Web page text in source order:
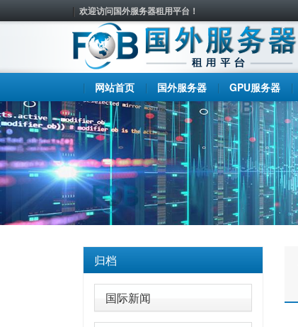
欢迎访问国外服务器租用平台！
网站首页 国外服务器 GPU服务器
归档
国际新闻